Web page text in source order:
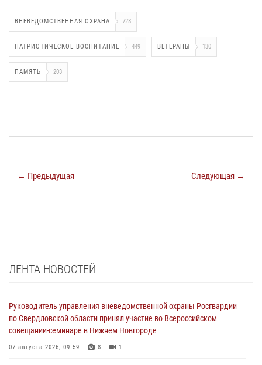
ВНЕВЕДОМСТВЕННАЯ ОХРАНА 728
ПАТРИОТИЧЕСКОЕ ВОСПИТАНИЕ 449 ВЕТЕРАНЫ 130
ПАМЯТЬ 203
← Предыдущая Следующая →
ЛЕНТА НОВОСТЕЙ
Руководитель управления вневедомственной охраны Росгвардии
по Свердловской области принял участие во Всероссийском
совещании-семинаре в Нижнем Новгороде
07 августа 2026, 09:59 8 1